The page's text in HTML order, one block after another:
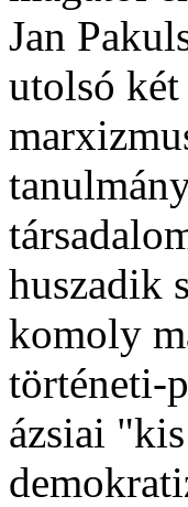
Jan
utolsó
huszadik
komoly
történeti-
ázsiai